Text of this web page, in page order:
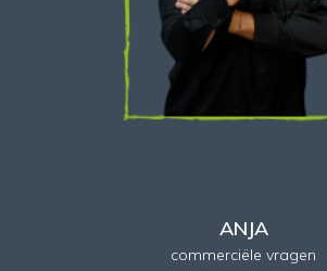
ANJA
commerciële vragen